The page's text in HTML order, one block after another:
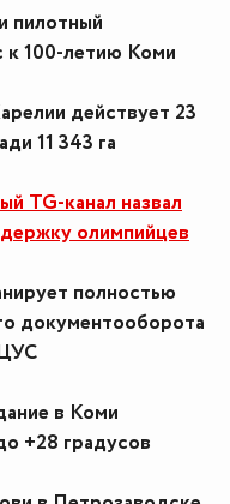
пилотный
к 100-летию Коми
действует 23
11 343 га
TG-канал назвал
олимпийцев
полностью
документооборота
в Коми
+28 градусов